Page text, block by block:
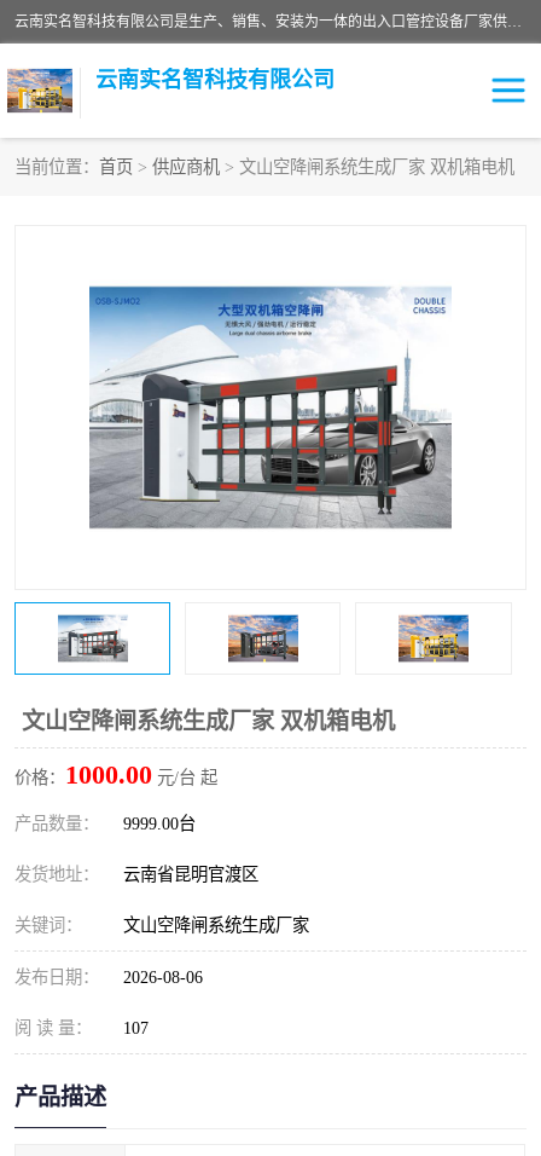
云南实名智科技有限公司是生产、销售、安装为一体的出入口管控设备厂家供应商。主营:电动伸缩门、道闸、广告道闸、重型空降闸、车牌识别、门禁通道、升降柱、岗亭、旗杆等智能设备。主营产品: 电动伸缩门,道闸门禁,车牌识别 生产、销售、安装为一体的出入口管控设备厂家源头供应商。
云南实名智科技有限公司
当前位置： 首页 > 供应商机 > 文山空降闸系统生成厂家 双机箱电机
文山空降闸系统生成厂家 双机箱电机
价格： 1000.00 元/台 起
产品数量： 9999.00台
发货地址： 云南省昆明官渡区
关键词： 文山空降闸系统生成厂家
发布日期： 2026-08-06
阅 读 量： 107
产品描述
升降门系列 通道闸系列
小门系列 伸缩门